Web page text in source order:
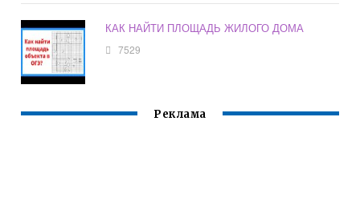
КАК НАЙТИ ПЛОЩАДЬ ЖИЛОГО ДОМА
7529
Реклама